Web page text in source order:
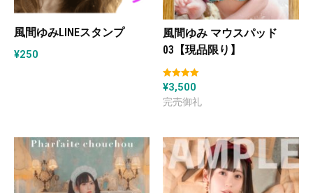
風間ゆみLINEスタンプ
¥250
風間ゆみ マウスパッド
03【現品限り】
5段階中
5.00
の評価
¥3,500